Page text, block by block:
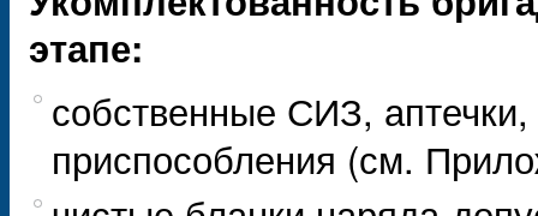
этапе:
собственные СИЗ,
приспособления (см.